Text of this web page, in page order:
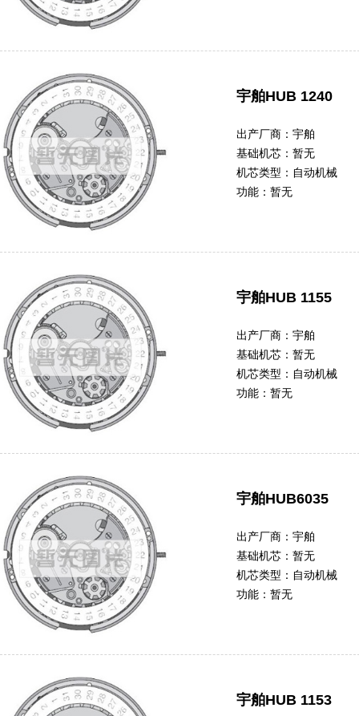
宇舶HUB 1240
出产厂商： 宇舶
基础机芯： 暂无
机芯类型： 自动机械
功能： 暂无
宇舶HUB 1155
出产厂商： 宇舶
基础机芯： 暂无
机芯类型： 自动机械
功能： 暂无
宇舶HUB6035
出产厂商： 宇舶
基础机芯： 暂无
机芯类型： 自动机械
功能： 暂无
宇舶HUB 1153